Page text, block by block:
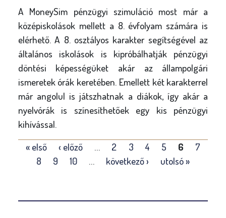
A MoneySim pénzügyi szimuláció most már a
középiskolások mellett a 8. évfolyam számára is
elérhető. A 8. osztályos karakter segítségével az
általános iskolások is kipróbálhatják pénzügyi
döntési képességüket akár az állampolgári
ismeretek órák keretében. Emellett két karakterrel
már angolul is játszhatnak a diákok, így akár a
nyelvórák is színesíthetőek egy kis pénzügyi
kihívással.
O
l
« első ‹ előző … 2 3 4 5 6
7
8
9 10 … következő › utolsó »